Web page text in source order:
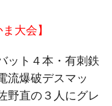
大会】
ット４本・有刺鉄
流爆破デスマッ
野直の３人にグレ